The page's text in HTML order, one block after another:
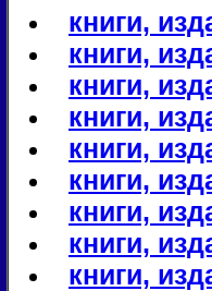
книги,
книги,
книги,
книги,
книги,
книги,
книги,
книги,
книги,